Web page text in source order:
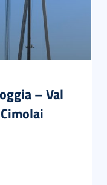
– Val